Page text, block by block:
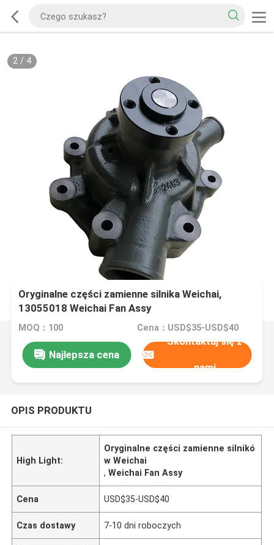
2/ 4
Oryginalne części zamienne silnika Weichai,
13055018 Weichai Fan Assy
MOQ：100 Cena：USD$35-USD$40
Najlepsza cena
Skontaktuj się z
nami
OPIS PRODUKTU
High Light:
Oryginalne części zamienne silnikó
w Weichai
,Weichai Fan Assy
Cena USD$35-USD$40
Czas dostawy 7-10 dni roboczych